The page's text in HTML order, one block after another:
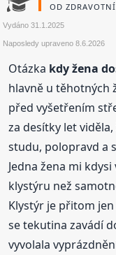
OD ZDRAVOTNÍ
Vydáno31.1.2025
Naposledy upraveno8.6.2026
Otázka kdy žena
hlavně u těhotných
před vyšetřením
za desítky let
studu, polopravd a
Jedna žena mi
klystýru než
Klystýr je přitom
se tekutina zavádí
vyvolala